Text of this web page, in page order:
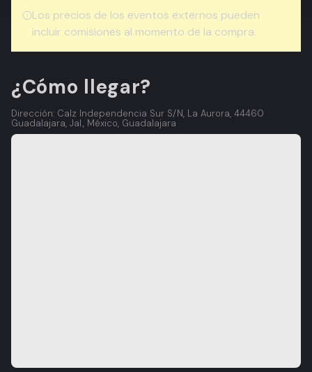
Los precios de los eventos externos pueden
incluir comisiones al momento de la compra.
¿Cómo llegar?
Dirección: Calz Independencia Sur S/N, La Aurora, 44460
Guadalajara, Jal., México, Guadalajara